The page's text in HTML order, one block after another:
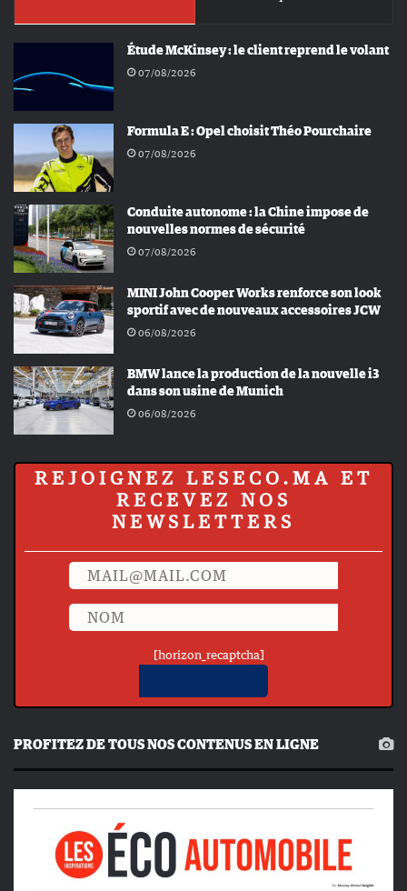
Étude McKinsey : le client reprend le volant
07/08/2026
Formula E : Opel choisit Théo Pourchaire
07/08/2026
Conduite autonome : la Chine impose de
nouvelles normes de sécurité
07/08/2026
MINI John Cooper Works renforce son look
sportif avec de nouveaux accessoires JCW
06/08/2026
BMW lance la production de la nouvelle i3
dans son usine de Munich
06/08/2026
REJOIGNEZ LESECO.MA ET
RECEVEZ NOS
NEWSLETTERS
[horizon_recaptcha]
PROFITEZ DE TOUS NOS CONTENUS EN LIGNE